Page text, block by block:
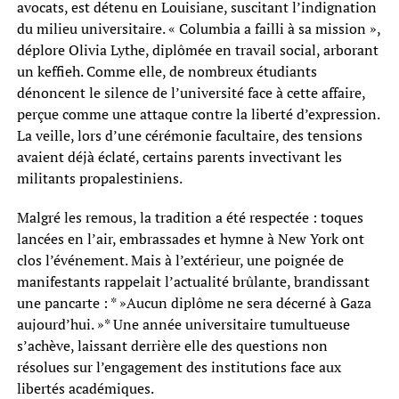
avocats, est détenu en Louisiane, suscitant l’indignation
du milieu universitaire. « Columbia a failli à sa mission »,
déplore Olivia Lythe, diplômée en travail social, arborant
un keffieh. Comme elle, de nombreux étudiants
dénoncent le silence de l’université face à cette affaire,
perçue comme une attaque contre la liberté d’expression.
La veille, lors d’une cérémonie facultaire, des tensions
avaient déjà éclaté, certains parents invectivant les
militants propalestiniens.
Malgré les remous, la tradition a été respectée : toques
lancées en l’air, embrassades et hymne à New York ont
clos l’événement. Mais à l’extérieur, une poignée de
manifestants rappelait l’actualité brûlante, brandissant
une pancarte : * »Aucun diplôme ne sera décerné à Gaza
aujourd’hui. »* Une année universitaire tumultueuse
s’achève, laissant derrière elle des questions non
résolues sur l’engagement des institutions face aux
libertés académiques.